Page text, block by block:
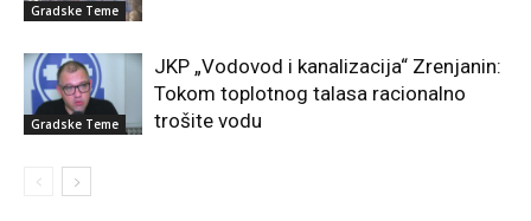
Gradske Teme
Gradske Teme
JKP „Vodovod i kanalizacija“ Zrenjanin:
Tokom toplotnog talasa racionalno
trošite vodu